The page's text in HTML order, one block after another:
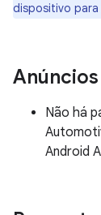
dispositivo para
Anúncios
Não há
Android